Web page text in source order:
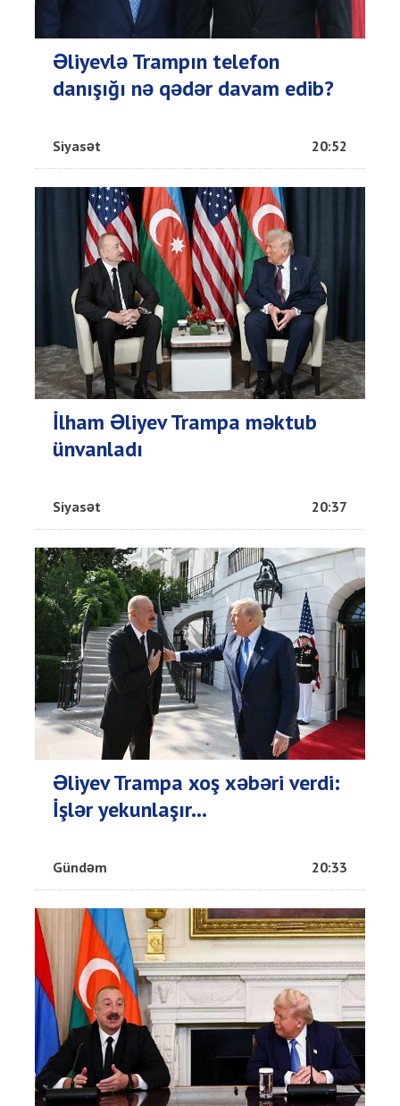
Əliyevlə Trampın telefon
danışığı nə qədər davam edib?
Siyasət 20:52
İlham Əliyev Trampa məktub
ünvanladı
Siyasət 20:37
Əliyev Trampa xoş xəbəri verdi:
İşlər yekunlaşır...
Gündəm 20:33